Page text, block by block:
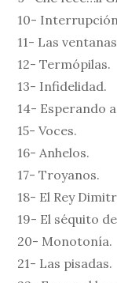
10-
11- Las
12- Termópilas.
13- Infidelidad.
14- Esperando
15- Voces.
16- Anhelos.
17- Troyanos.
18- El Rey
19- El séquito
20- Monotonía.
21- Las pisadas.